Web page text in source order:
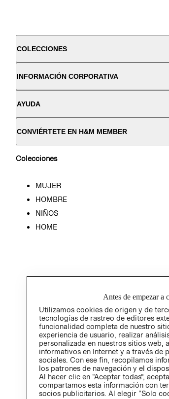
COLECCIONES
INFORMACIÓN CORPORATIVA
AYUDA
CONVIÉRTETE EN H&M MEMBER
Colecciones
MUJER
HOMBRE
NIÑOS
HOME
Antes de empezar a
Utilizamos cookies de origen y de
tecnologías de rastreo de editores
funcionalidad completa de nuestro
experiencia de usuario, realizar
personalizada en nuestros sitios web,
informativos en Internet y a través de
sociales. Con ese fin, recopilamos
los patrones de navegación y el
Al hacer clic en “Aceptar todas”,
compartamos esta información con
socios publicitarios. Al elegir “Solo